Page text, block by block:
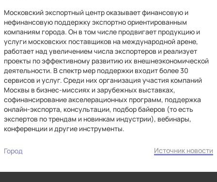
Московский экспортный центр оказывает финансовую и
нефинансовую поддержку экспортно ориентированным
компаниям города. Он в том числе продвигает продукцию и
услуги московских поставщиков на международной арене,
работает над увеличением числа экспортеров и реализует
проекты по эффективному развитию их внешнеэкономической
деятельности. В спектр мер поддержки входит более 30
сервисов и услуг. Среди них организация участия компаний
Москвы в бизнес-миссиях и зарубежных выставках,
софинансирование акселерационных программ, поддержка
онлайн-экспорта, консультации, подбор байеров (то есть
экспертов по трендам и новинкам индустрии), вебинары,
конференции и другие инструменты.
Город Источник новости